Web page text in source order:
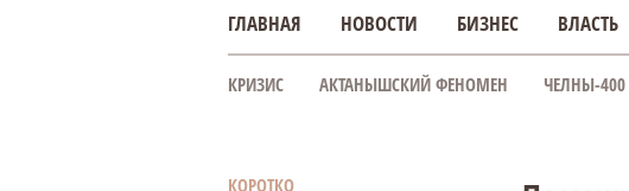
ГЛАВНАЯ НОВОСТИ БИЗНЕС ВЛАСТЬ
КРИЗИС АКТАНЫШСКИЙ ФЕНОМЕН ЧЕЛНЫ-400
КОРОТКО